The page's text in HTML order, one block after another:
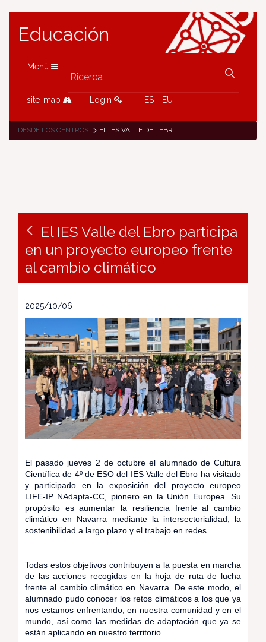
Educación
Menù
site-map Login ES EU
DESDE LOS CENTROS EL IES VALLE DEL EBRO PARTICIPA EN UN PROYECTO EUROPEO FRENTE AL CAMBIO CLIMÁTICO
El IES Valle del Ebro participa
en un proyecto europeo frente
al cambio climático
2025/10/06
El pasado jueves 2 de octubre el alumnado de Cultura
Científica de 4º de ESO del IES Valle del Ebro ha visitado
y participado en la exposición del proyecto europeo
LIFE-IP NAdapta-CC, pionero en la Unión Europea. Su
propósito es aumentar la resiliencia frente al cambio
climático en Navarra mediante la intersectorialidad, la
sostenibilidad a largo plazo y el trabajo en redes.
Todas estos objetivos contribuyen a la puesta en marcha
de las acciones recogidas en la hoja de ruta de lucha
frente al cambio climático en Navarra. De este modo, el
alumnado pudo conocer los retos climáticos a los que ya
nos estamos enfrentando, en nuestra comunidad y en el
mundo, así como las medidas de adaptación que ya se
están aplicando en nuestro territorio.